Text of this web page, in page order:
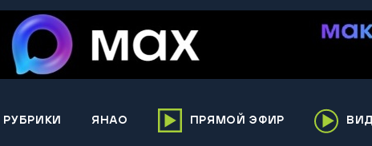
РУБРИКИ ЯНАО ПРЯМОЙ ЭФИР